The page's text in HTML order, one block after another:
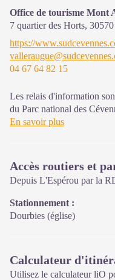
de l'office de tourisme et
Une expo interactive
ses actions.
Sur place : Une boutique,
Ouvert toute l'année (se
saison hivernale).
Office de tourisme Mont
7 quartier des Horts, 30570
https://
04 67 64 82 15
Les relais d'information
du Parc national des
et la sensibilisation sur
Ouvert toute l'année (se
d'ouverture en période
En savoir plus
Accès routiers et
Depuis L'Espérou par la
Stationnement :
Dourbies (église)
Calculateur
Utilisez le calculateur liO